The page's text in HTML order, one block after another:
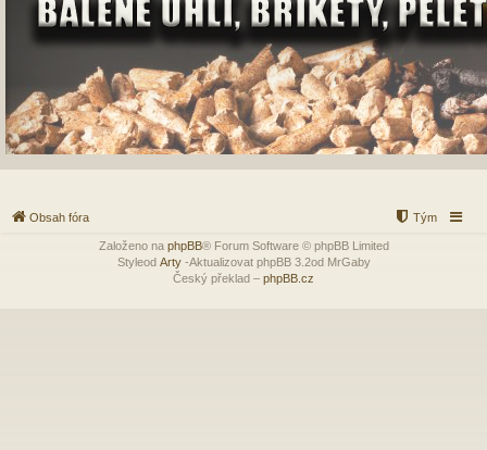
Obsah fóra Tým
Založeno na phpBB® Forum Software © phpBB Limited
Styleod Arty-Aktualizovat phpBB 3.2od MrGaby
Český překlad – phpBB.cz